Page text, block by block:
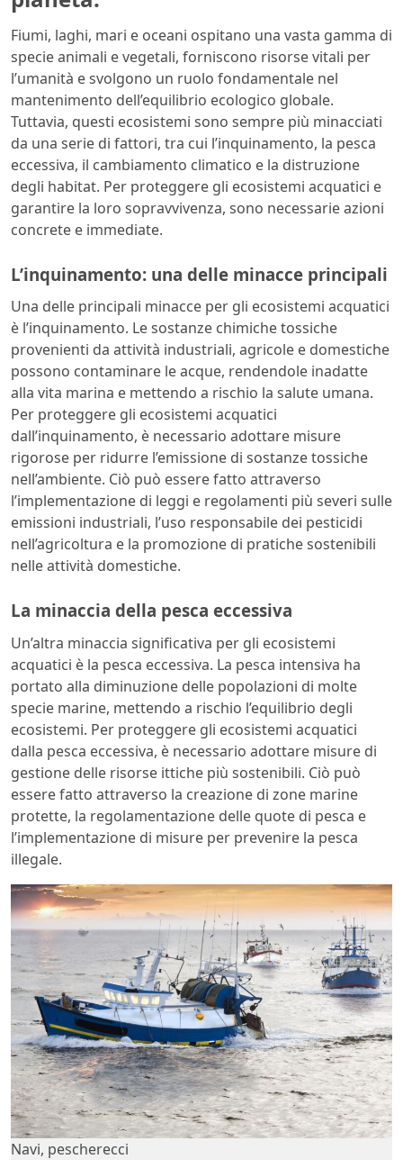
Fiumi, laghi, mari e oceani ospitano una vasta gamma di
specie animali e vegetali, forniscono risorse vitali per
l’umanità e svolgono un ruolo fondamentale nel
mantenimento dell’equilibrio ecologico globale.
Tuttavia, questi ecosistemi sono sempre più minacciati
da una serie di fattori, tra cui l’inquinamento, la pesca
eccessiva, il cambiamento climatico e la distruzione
degli habitat. Per proteggere gli ecosistemi acquatici e
garantire la loro sopravvivenza, sono necessarie azioni
concrete e immediate.
L’inquinamento: una delle minacce principali
Una delle principali minacce per gli ecosistemi acquatici
è l’inquinamento. Le sostanze chimiche tossiche
provenienti da attività industriali, agricole e domestiche
possono contaminare le acque, rendendole inadatte
alla vita marina e mettendo a rischio la salute umana.
Per proteggere gli ecosistemi acquatici
dall’inquinamento, è necessario adottare misure
rigorose per ridurre l’emissione di sostanze tossiche
nell’ambiente. Ciò può essere fatto attraverso
l’implementazione di leggi e regolamenti più severi sulle
emissioni industriali, l’uso responsabile dei pesticidi
nell’agricoltura e la promozione di pratiche sostenibili
nelle attività domestiche.
La minaccia della pesca eccessiva
Un’altra minaccia significativa per gli ecosistemi
acquatici è la pesca eccessiva. La pesca intensiva ha
portato alla diminuzione delle popolazioni di molte
specie marine, mettendo a rischio l’equilibrio degli
ecosistemi. Per proteggere gli ecosistemi acquatici
dalla pesca eccessiva, è necessario adottare misure di
gestione delle risorse ittiche più sostenibili. Ciò può
essere fatto attraverso la creazione di zone marine
protette, la regolamentazione delle quote di pesca e
l’implementazione di misure per prevenire la pesca
illegale.
Navi, pescherecci